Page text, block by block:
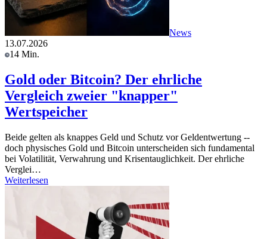
News
13.07.2026
14 Min.
Gold oder Bitcoin? Der ehrliche
Vergleich zweier "knapper"
Wertspeicher
Beide gelten als knappes Geld und Schutz vor Geldentwertung --
doch physisches Gold und Bitcoin unterscheiden sich fundamental
bei Volatilität, Verwahrung und Krisentauglichkeit. Der ehrliche
Verglei…
Weiterlesen